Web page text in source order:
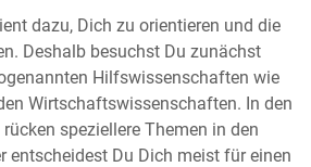
dazu, Dich zu orientieren und die
Deshalb besuchst Du zunächst
Hilfswissenschaften wie
Wirtschaftswissenschaften. In den
speziellere Themen in den
entscheidest Du Dich meist für einen